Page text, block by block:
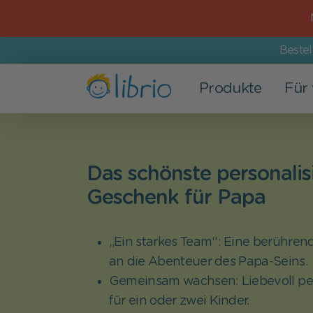
Produkte
Alle Bücher
Neuerscheinungen
Personalisierte Kinderbücher
Personalisierte Wimmelbücher
Für
Baby
0-3 Jahre
Schulkinder
Geschwister
Geburt
Geburtstag
Muttertag
Weihnachten
Wir stellen uns vor
Librio weiterempfehlen
Angebote
Presse
Das schönste
Geschenk für Papa
„Ein starkes Team“: Eine
an die Abenteuer des Papa-Seins.
Gemeinsam wachsen: Liebevoll
für ein oder zwei Kinder.